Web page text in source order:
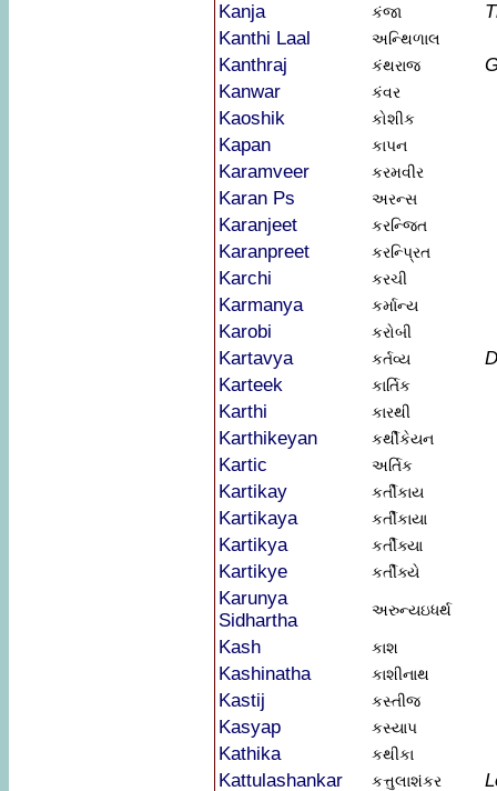
Kanja કંજા
Kanthi Laal
અન્થિળાલ
Kanthraj કંથરાજ
Kanwar
કંવર
Kaoshik કોશીક
Kapan કાપન
Karamveer કરમવીર
Karan Ps અરન્સ
Karanjeet કરન્જિત
Karanpreet કરન્પ્રિત
Karchi કરચી
Karmanya કર્માન્ય
Karobi કરોબી
Kartavya કર્તવ્ય
Karteek
કાર્તિક
Karthi કારથી
Karthikeyan કર્થીકેયન
Kartic અર્તિક
Kartikay કર્તીકાય
Kartikaya કર્તીકાયા
Kartikya કર્તીક્યા
Kartikye કર્તીક્યે
Karunya
Sidhartha
અરુન્યઇધર્થ
Kash કાશ
Kashinatha કાશીનાથ
Kastij કસ્તીજ
Kasyap કસ્યાપ
Kathika કથીકા
Kattulashankar કત્તુલાશંકર